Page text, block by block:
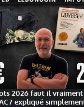
à distance sur iOS est
?
de mouvement, est
y a t il une photo prise
ou le sms (mms du
caméra au plafond, j’ai
de retourner
?
2026 faut il vraiment
expliqué